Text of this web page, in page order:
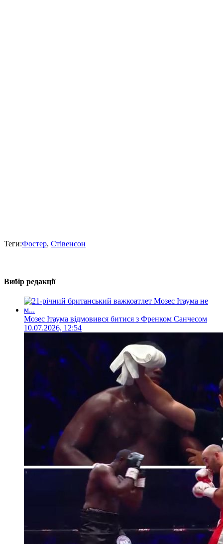
Теги:Фостер, Стівенсон
Вибір редакції
Мозес Ітаума відмовився битися з Френком Санчесом
10.07.2026, 12:54